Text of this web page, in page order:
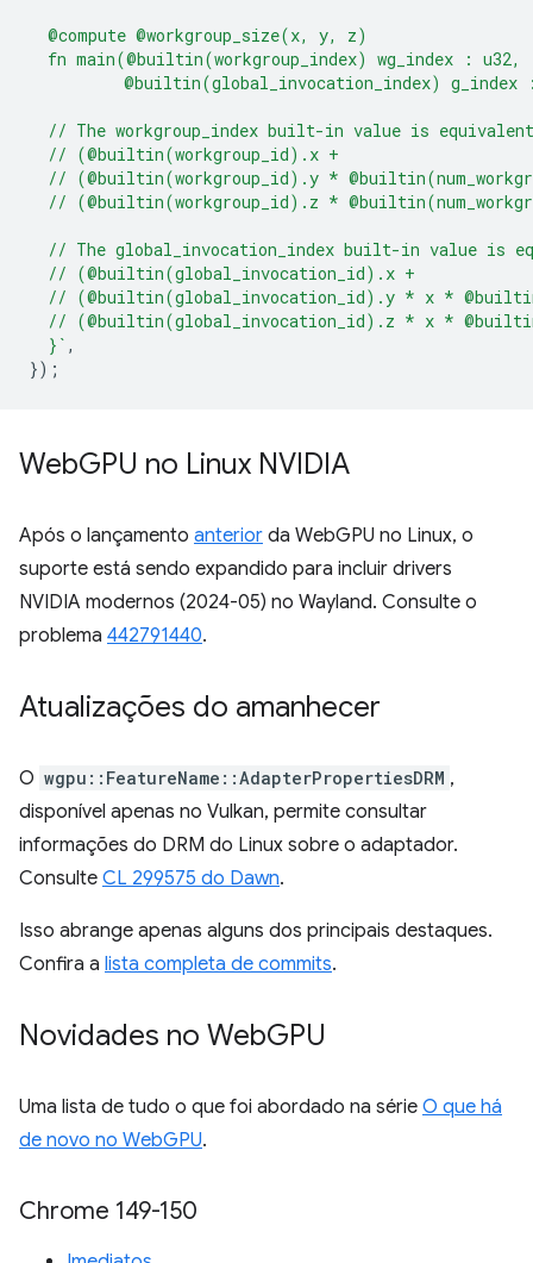
  @compute @workgroup_size(x, y, z)
  fn main(@builtin(workgroup_index) wg_index : u32,
@builtin(global_invocation_index) g_index
// The workgroup_index built-in value is
  // (@builtin(workgroup_id).x +
// (@builtin(workgroup_id).y *
// (@builtin(workgroup_id).z *
// The global_invocation_index built-in value is
  // (@builtin(global_invocation_id).x +
// (@builtin(global_invocation_id).y * x *
// (@builtin(global_invocation_id).z * x *
  }`
,
});
WebGPU no Linux NVIDIA
Após o lançamento anterior da WebGPU no Linux, o
suporte está sendo expandido para incluir drivers
NVIDIA modernos (2024-05) no Wayland. Consulte o
problema 442791440.
Atualizações do amanhecer
O wgpu::FeatureName::AdapterPropertiesDRM ,
disponível apenas no Vulkan, permite consultar
informações do DRM do Linux sobre o adaptador.
Consulte CL 299575 do Dawn.
Isso abrange apenas alguns dos principais destaques.
Confira a lista completa de commits.
Novidades no WebGPU
Uma lista de tudo o que foi abordado na série O que há
de novo no WebGPU.
Chrome 149-150